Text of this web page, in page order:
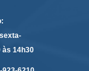
às 14h30